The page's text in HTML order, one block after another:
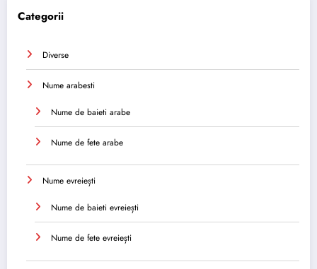
Categorii
Diverse
Nume arabesti
Nume de baieti arabe
Nume de fete arabe
Nume evreiești
Nume de baieti evreiești
Nume de fete evreiești